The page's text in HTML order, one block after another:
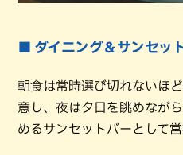
■ ダイニング＆サンセッ
朝食は常時選び切れないほ
意し、夜は夕日を眺めなが
めるサンセットバーとして営